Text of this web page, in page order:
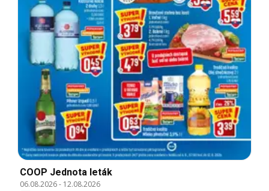
COOP Jednota leták
06.08.2026- 12.08.2026